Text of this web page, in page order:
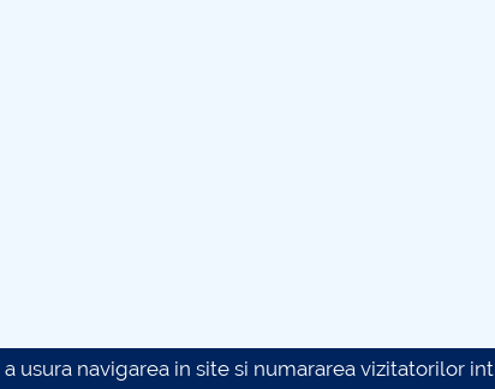
usura navigarea in site si numararea vizitatorilor